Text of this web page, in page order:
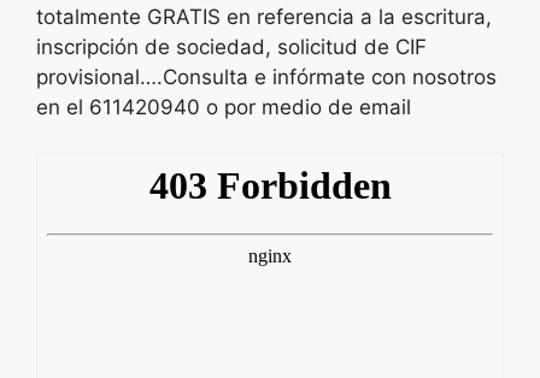
totalmente GRATIS en referencia a la escritura,
inscripción de sociedad, solicitud de CIF
provisional….Consulta e infórmate con nosotros
en el 611420940 o por medio de email